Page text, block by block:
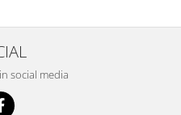
social media